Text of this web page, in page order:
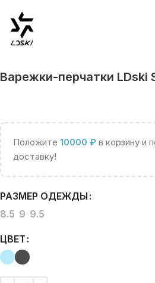
Варежки-перчатки LDski
Положите 10000 ₽ в корзину и
доставку!
РАЗМЕР ОДЕЖДЫ
8.5 9 9.5
ЦВЕТ